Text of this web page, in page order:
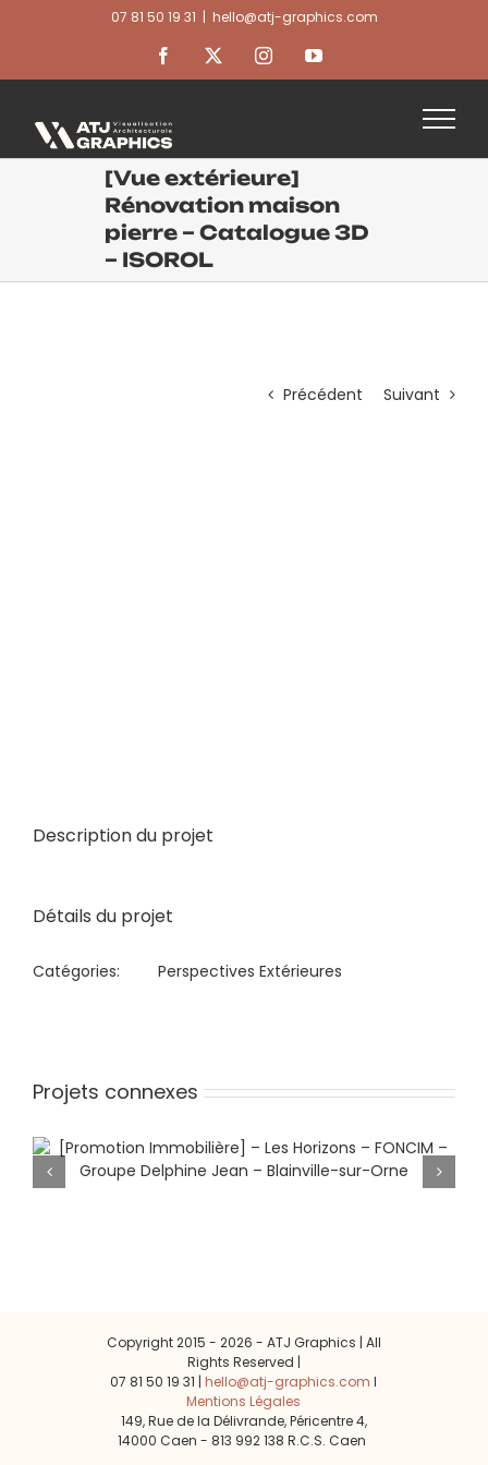
07 81 50 19 31 | hello@atj-graphics.com
Facebook InstagramYouTube
[Vue extérieure]
Rénovation maison
pierre – Catalogue 3D
– ISOROL
Précédent Suivant
Description du projet
Détails du projet
Catégories: Perspectives Extérieures
Projets connexes
[Promotion Immobilière] – Les
Horizons – FONCIM – Groupe
Copyright 2015 - 2026 - ATJ Graphics | All
Rights Reserved |
07 81 50 19 31 |hello@atj-graphics.com l
Mentions Légales
149, Rue de la Délivrande, Péricentre 4,
14000 Caen - 813 992 138 R.C.S. Caen